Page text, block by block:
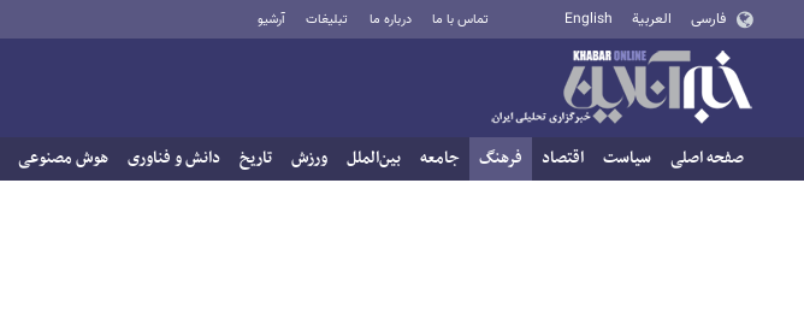
فارسی العربية English تماس با ما درباره ما تبلیغات آرشیو
صفحه اصلی سیاست اقتصاد فرهنگ جامعه بین‌الملل ورزش تاریخ دانش و فناوری هوش مصنوعی